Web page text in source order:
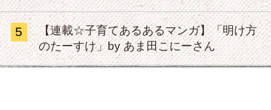
5
【連載☆子育てあるあるマンガ】「明け方
のたーすけ」by あま田こにーさん